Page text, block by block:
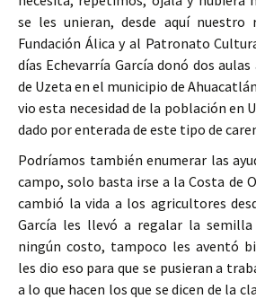
se les unieran, desde aquí nuestro
Fundación Álica y al Patronato
días Echevarría García donó dos
de Uzeta en el municipio de
vio esta necesidad de la población en
dado por enterada de este tipo de
Podríamos también enumerar las
campo, solo basta irse a la Costa de
cambió la vida a los agricultores
García les llevó a regalar la
ningún costo, tampoco les aventó
les dio eso para que se pusieran a
a lo que hacen los que se dicen de la